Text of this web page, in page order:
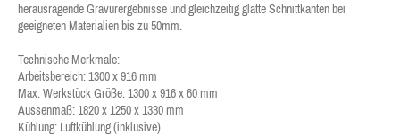
herausragende Gravurergebnisse und gleichzeitig glatte Schnittkanten bei
geeigneten Materialien bis zu 50mm.
Technische Merkmale:
Arbeitsbereich: 1300 x 916 mm
Max. Werkstück Größe: 1300 x 916 x 60 mm
Aussenmaß: 1820 x 1250 x 1330 mm
Kühlung: Luftkühlung (inklusive)